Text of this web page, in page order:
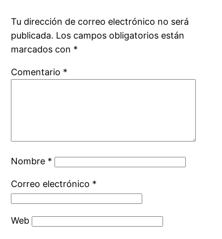
Tu dirección de correo electrónico no será
publicada. Los campos obligatorios están
marcados con *
Comentario *
Nombre *
Correo electrónico *
Web